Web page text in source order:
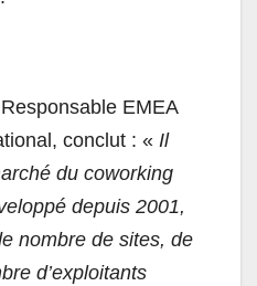
EMEA
conclut : « Il
du coworking
depuis 2001,
nombre de sites, de
d’exploitants